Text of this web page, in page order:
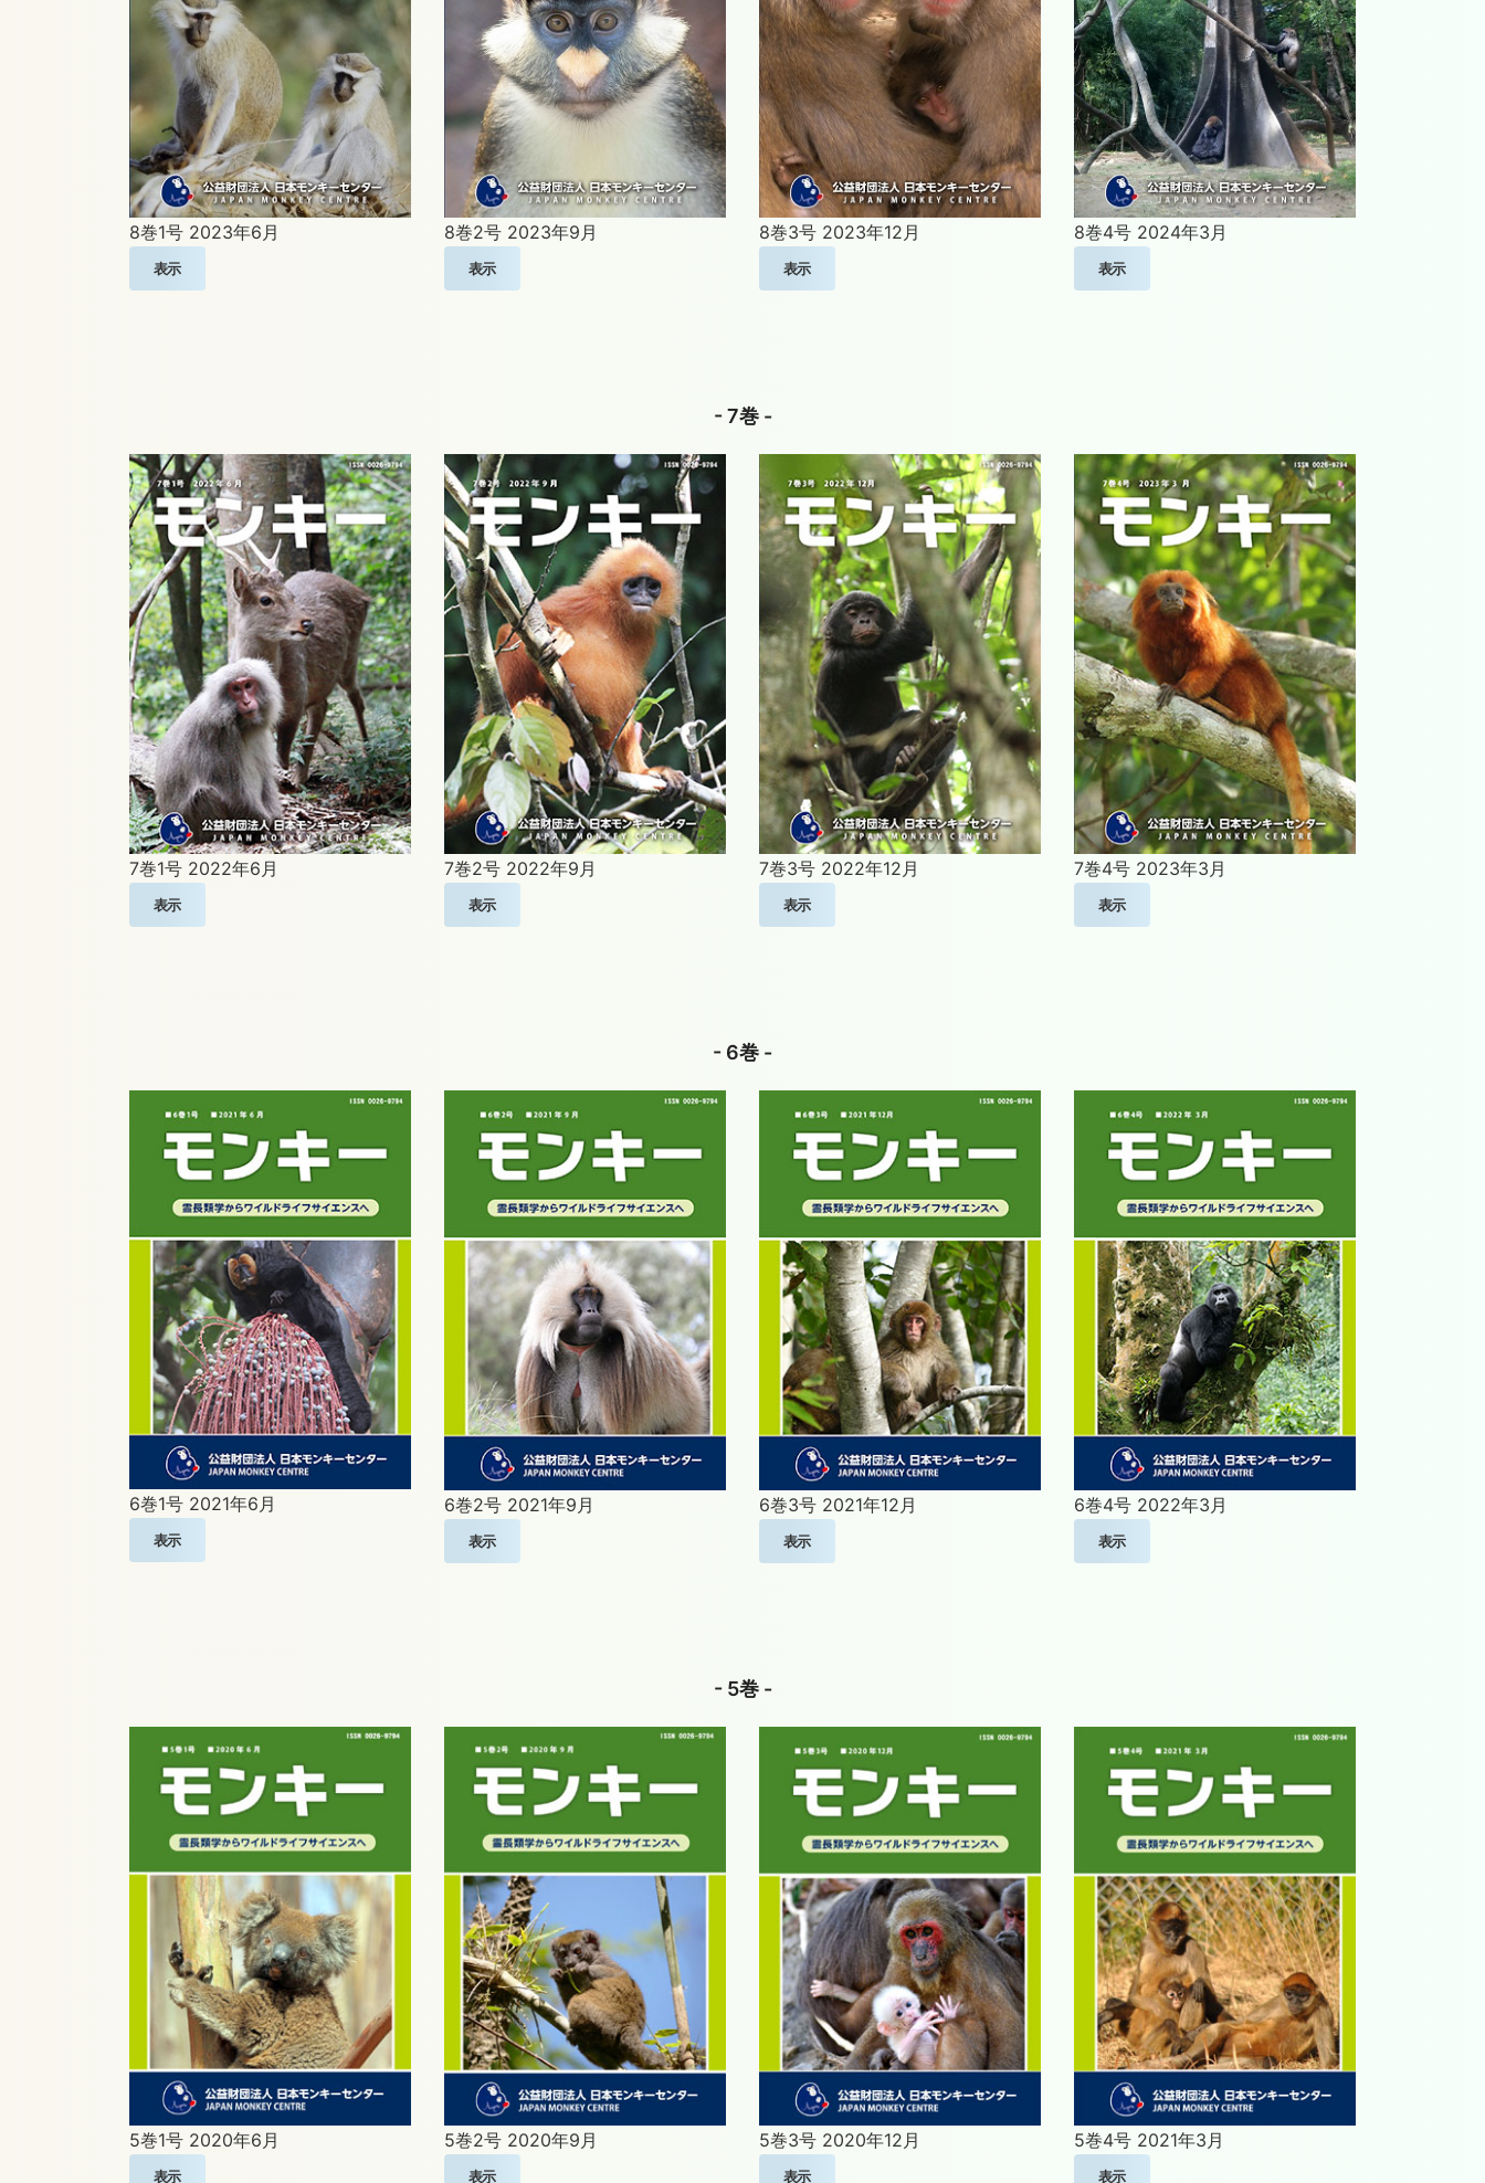
8巻1号 2023年6月
表示
8巻2号 2023年9月
表示
8巻3号 2023年12月
表示
8巻4号 2024年3月
表示
- 7巻 -
7巻1号 2022年6月
表示
7巻2号 2022年9月
表示
7巻3号 2022年12月
表示
7巻4号 2023年3月
表示
- 6巻 -
6巻1号 2021年6月
表示
6巻2号 2021年9月
表示
6巻3号 2021年12月
表示
6巻4号 2022年3月
表示
- 5巻 -
5巻1号 2020年6月
表示
5巻2号 2020年9月
表示
5巻3号 2020年12月
表示
5巻4号 2021年3月
表示